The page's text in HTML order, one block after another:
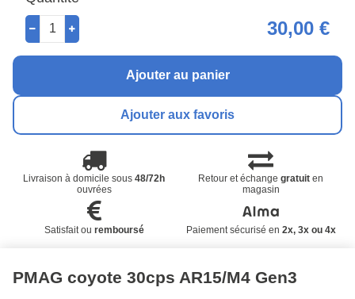
30,00 €
Ajouter au panier
Ajouter aux favoris
Livraison à domicile sous48/72h
ouvrées
Retour et échangegratuit en
magasin
Satisfait ou remboursé Paiement sécurisé en 2x, 3x ou 4x
PMAG coyote 30cps AR15/M4 Gen3